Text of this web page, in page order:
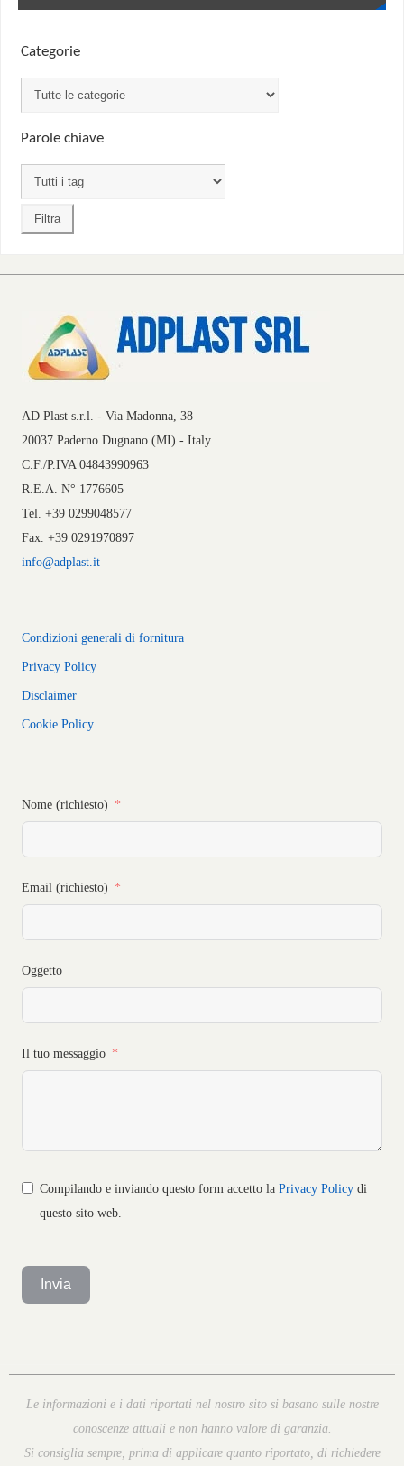
Categorie
Parole chiave
AD Plast s.r.l. - Via Madonna, 38
20037 Paderno Dugnano (MI) - Italy
C.F./P.IVA 04843990963
R.E.A. N° 1776605
Tel. +39 0299048577
Fax. +39 0291970897
info@adplast.it
Condizioni generali di fornitura
Privacy Policy
Disclaimer
Cookie Policy
Nome (richiesto)
Email (richiesto)
Oggetto
Il tuo messaggio
Compilando e inviando questo form accetto laPrivacy Policy di
questo sito web.
Invia
Le informazioni e i dati riportati nel nostro sito si basano sulle nostre
conoscenze attuali e non hanno valore di garanzia.
Si consiglia sempre, prima di applicare quanto riportato, di richiedere